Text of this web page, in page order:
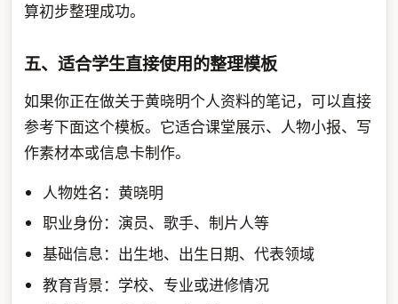
算初步整理成功。
五、适合学生直接使用的整理模板
如果你正在做关于黄晓明个人资料的笔记，可以直接
参考下面这个模板。它适合课堂展示、人物小报、写
作素材本或信息卡制作。
人物姓名：黄晓明
职业身份：演员、歌手、制片人等
基础信息：出生地、出生日期、代表领域
教育背景：学校、专业或进修情况